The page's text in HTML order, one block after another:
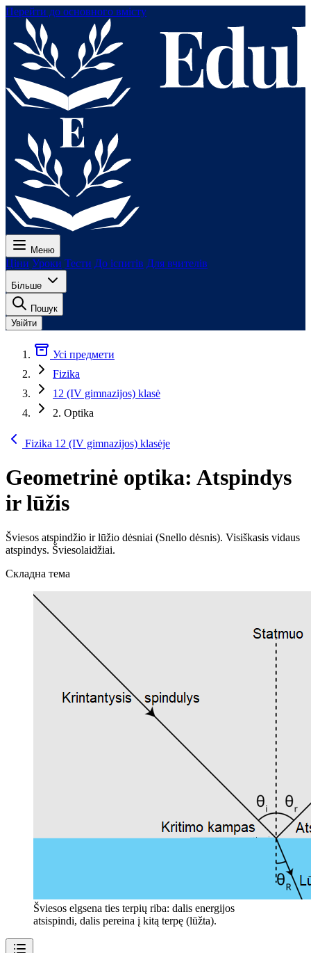
Перейти до основного вмісту
Меню
Ціни Уроки Тести До іспитів Для вчителів
Більше
Пошук
Увійти
Усі предмети
Fizika
12 (IV gimnazijos) klasė
2. Optika
Fizika 12 (IV gimnazijos) klasėje
Geometrinė optika: Atspindys
ir lūžis
Šviesos atspindžio ir lūžio dėsniai (Snello dėsnis). Visiškasis vidaus
atspindys. Šviesolaidžiai.
Складна тема
Šviesos elgsena ties terpių riba: dalis energijos
atsispindi, dalis pereina į kitą terpę (lūžta).